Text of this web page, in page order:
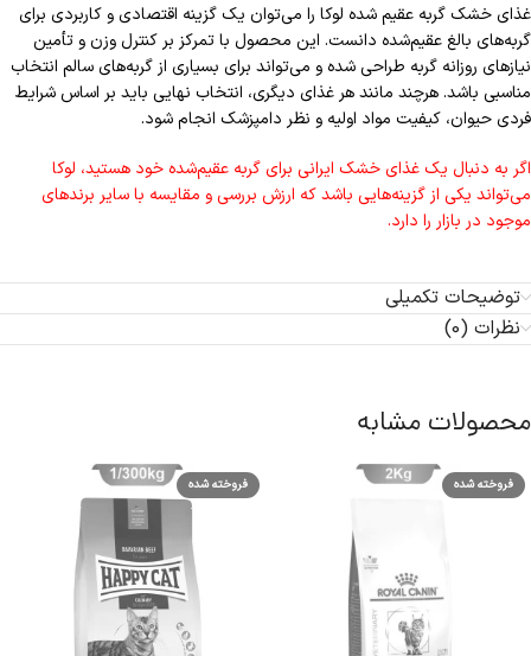
غذای خشک گربه عقیم شده لوکا را می‌توان یک گزینه اقتصادی و کاربردی برای
گربه‌های بالغ عقیم‌شده دانست. این محصول با تمرکز بر کنترل وزن و تأمین
نیازهای روزانه گربه طراحی شده و می‌تواند برای بسیاری از گربه‌های سالم انتخاب
مناسبی باشد. هرچند مانند هر غذای دیگری، انتخاب نهایی باید بر اساس شرایط
فردی حیوان، کیفیت مواد اولیه و نظر دامپزشک انجام شود.
اگر به دنبال یک غذای خشک ایرانی برای گربه عقیم‌شده خود هستید، لوکا
می‌تواند یکی از گزینه‌هایی باشد که ارزش بررسی و مقایسه با سایر برندهای
موجود در بازار را دارد.
توضیحات تکمیلی
نظرات (0)
محصولات مشابه
فروخته شده فروخته شده